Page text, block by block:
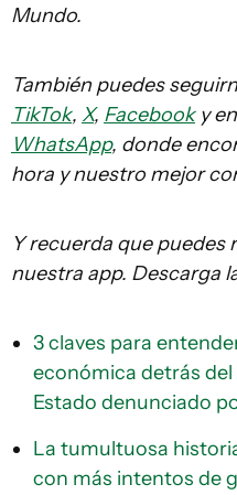
Mundo.
También puedes
TikTok, X, Facebooky
WhatsApp, donde
hora y nuestro mejor
Y recuerda que
nuestra app. Descarga
3 claves para
económica detrás
Estado denunciado
La tumultuosa
con más intentos de